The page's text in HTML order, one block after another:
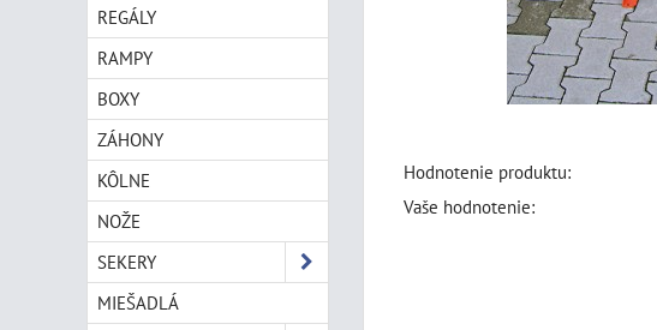
Hodnotenie produktu:
Vaše hodnotenie:
REGÁLY
RAMPY
BOXY
ZÁHONY
KÔLNE
NOŽE
SEKERY
MIEŠADLÁ